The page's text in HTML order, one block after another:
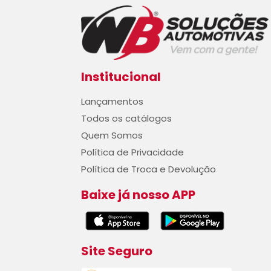
Institucional
Lançamentos
Todos os catálogos
Quem Somos
Política de Privacidade
Política de Troca e Devolução
Baixe já nosso APP
Site Seguro